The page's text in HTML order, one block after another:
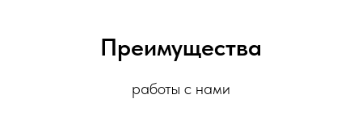
Преимущества
работы с нами